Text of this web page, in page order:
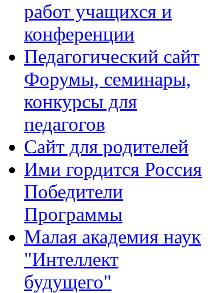
работ учащихся и
конференции
Педагогический сайт
Форумы, семинары,
конкурсы для
педагогов
Сайт для родителей
Ими гордится Россия
Победители
Программы
Малая академия наук
"Интеллект
будущего"